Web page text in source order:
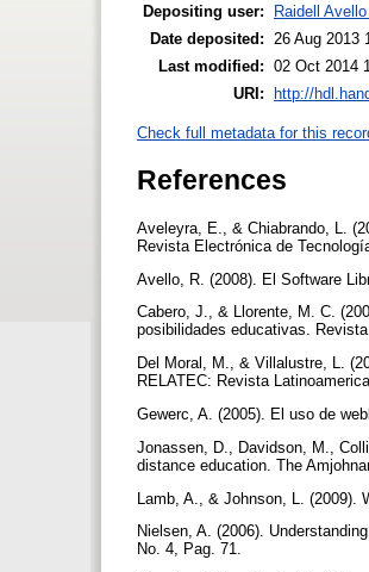
Depositing user:
Raidell
Date deposited:
26 Aug 2013
Last modified: 02 Oct 2014
URI:
http://
Check full metadata for this
References
Aveleyra, E., & Chiabrando, L.
Revista Electrónica de
Avello, R. (2008). El Software
Cabero, J., & Llorente, M. C.
posibilidades educativas.
Del Moral, M., & Villalustre, L.
RELATEC: Revista
Gewerc, A. (2005). El uso de
Jonassen, D., Davidson, M.,
distance education. The
Lamb, A., & Johnson, L. (2009).
Nielsen, A. (2006).
No. 4, Pag. 71.